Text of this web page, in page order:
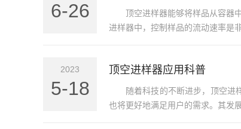
6-26
顶空进样器能够将样品从容器
进样器中，控制样品的流动速率是
2023
5-18
顶空进样器应用科普
随着科技的不断进步，顶空进
也将更好地满足用户的需求。其发